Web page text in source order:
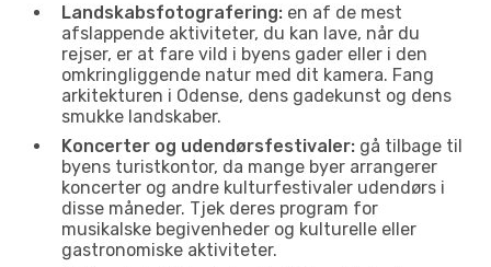
Landskabsfotografering: en af de mest
afslappende aktiviteter, du kan lave, når du
rejser, er at fare vild i byens gader eller i den
omkringliggende natur med dit kamera. Fang
arkitekturen i Odense, dens gadekunst og dens
smukke landskaber.
Koncerter og udendørsfestivaler: gå tilbage til
byens turistkontor, da mange byer arrangerer
koncerter og andre kulturfestivaler udendørs i
disse måneder. Tjek deres program for
musikalske begivenheder og kulturelle eller
gastronomiske aktiviteter.